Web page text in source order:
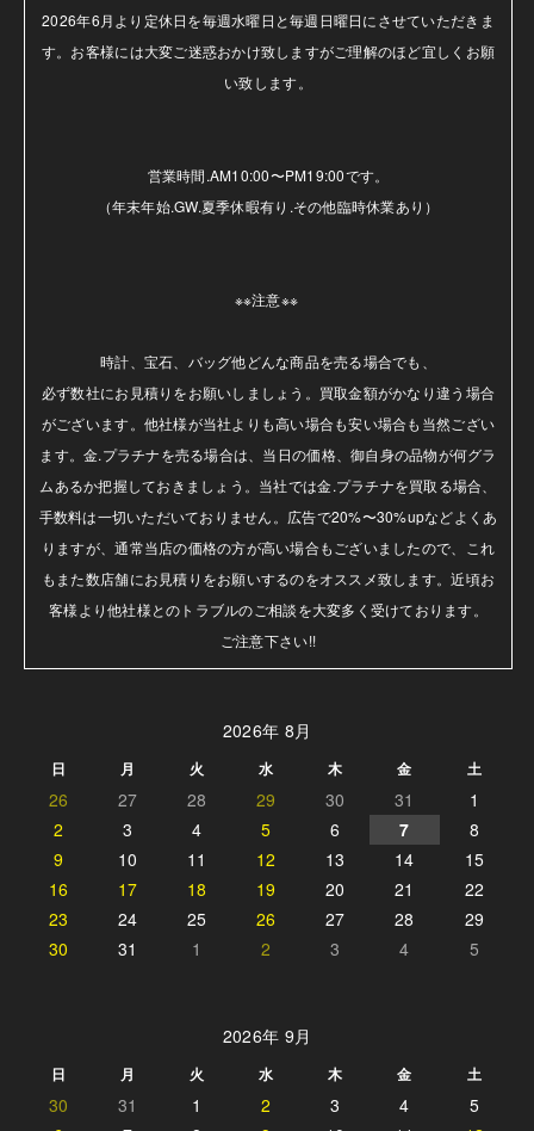
2026年6月より定休日を毎週水曜日と毎週日曜日にさせていただきま
す。お客様には大変ご迷惑おかけ致しますがご理解のほど宜しくお願
い致します。
営業時間.AM10:00〜PM19:00です。
（年末年始.GW.夏季休暇有り.その他臨時休業あり）
※※注意※※
時計、宝石、バッグ他どんな商品を売る場合でも、
必ず数社にお見積りをお願いしましょう。買取金額がかなり違う場合
がございます。他社様が当社よりも高い場合も安い場合も当然ござい
ます。金.プラチナを売る場合は、当日の価格、御自身の品物が何グラ
ムあるか把握しておきましょう。当社では金.プラチナを買取る場合、
手数料は一切いただいておりません。広告で20%〜30%upなどよくあ
りますが、通常当店の価格の方が高い場合もございましたので、これ
もまた数店舗にお見積りをお願いするのをオススメ致します。近頃お
客様より他社様とのトラブルのご相談を大変多く受けております。
ご注意下さい!!
2026年 8月
日 月 火 水 木 金 土
26 27 28 29 30 31
1
2
3 4 5 6 7
8
9
10 11 12 13 14
15
16
17 18 19 20 21
22
23
24 25 26 27 28
29
30
31 1 2 3 4 5
2026年 9月
日 月 火 水 木 金 土
30 31 1 2 3 4
5